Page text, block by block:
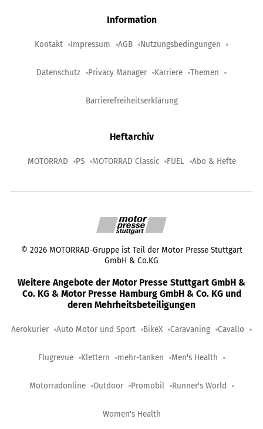
Information
Kontakt Impressum AGB Nutzungsbedingungen
Datenschutz Privacy Manager Karriere Themen
Barrierefreiheitserklärung
Heftarchiv
MOTORRAD PS MOTORRAD Classic FUEL Abo & Hefte
© 2026 MOTORRAD-Gruppe ist Teil der Motor Presse Stuttgart
GmbH & Co.KG
Weitere Angebote der Motor Presse Stuttgart GmbH &
Co. KG & Motor Presse Hamburg GmbH & Co. KG und
deren Mehrheitsbeteiligungen
Aerokurier Auto Motor und Sport BikeX Caravaning Cavallo
Flugrevue Klettern mehr-tanken Men's Health
Motorradonline Outdoor Promobil Runner's World
Women's Health